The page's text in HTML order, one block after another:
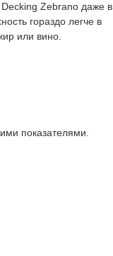
Decking Zebrano даже в
гораздо легче в
или вино.
показателями.